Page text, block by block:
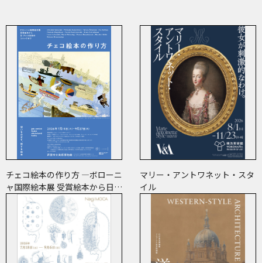
チェコ絵本の作り方 ―ボローニ
ャ国際絵本展 受賞絵本から日･
チェコ共作のコミックまで―
マリー・アントワネット・スタ
イル